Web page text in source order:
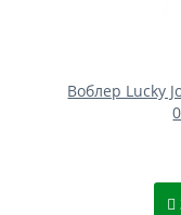
Воблер Lucky